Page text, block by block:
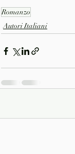
Romanzo
Autori Italiani